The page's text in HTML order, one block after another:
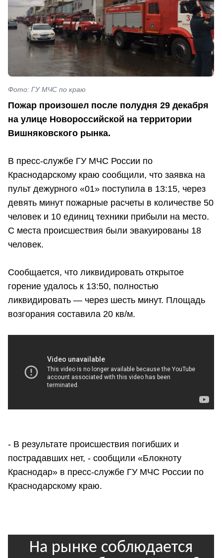
Фото: ГУ МЧС по краю
Пожар произошел после полудня 29 декабря
на улице Новороссийской на территории
Вишняковского рынка.
В пресс-службе ГУ МЧС России по
Краснодарскому краю сообщили, что заявка на
пульт дежурного «01» поступила в 13:15, через
девять минут пожарные расчеты в количестве 50
человек и 10 единиц техники прибыли на место.
С места происшествия были эвакуированы 18
человек.
Сообщается, что ликвидировать открытое
горение удалось к 13:50, полностью
ликвидировать — через шесть минут. Площадь
возгорания составила 20 кв/м.
- В результате происшествия погибших и
пострадавших нет, - сообщили «Блокноту
Краснодар» в пресс-службе ГУ МЧС России по
Краснодарскому краю.